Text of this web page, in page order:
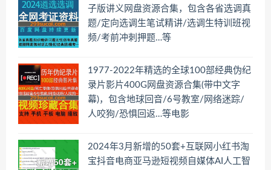
子版讲义网盘资源合集，包含各省选调真
题/定向选调生笔试精讲/选调生特训班视
频/考前冲刺押题…等
1977-2022年精选的全球100部经典伪纪
录片影片400G网盘资源合集(带中文字
幕)，包含地球回音/6号教室/网络迷踪/
人咬狗/恐惧回返…等电影
2024年3月新增的50套+互联网小红书淘
宝抖音电商亚马逊短视频自媒体AI人工智